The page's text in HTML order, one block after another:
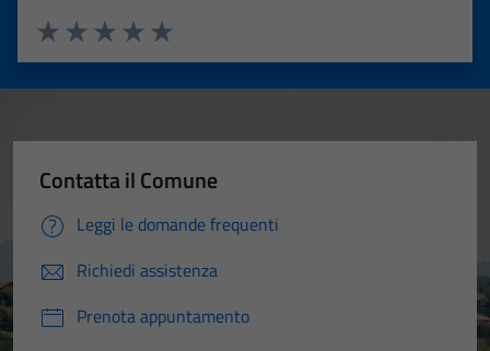
Valuta 5 stelle su 5
Valuta 4 stelle su 5
Valuta 3 stelle su 5
Valuta 2 stelle su 5
Valuta 1 stelle su 5
Contatta il Comune
Leggi le domande frequenti
Richiedi assistenza
Prenota appuntamento